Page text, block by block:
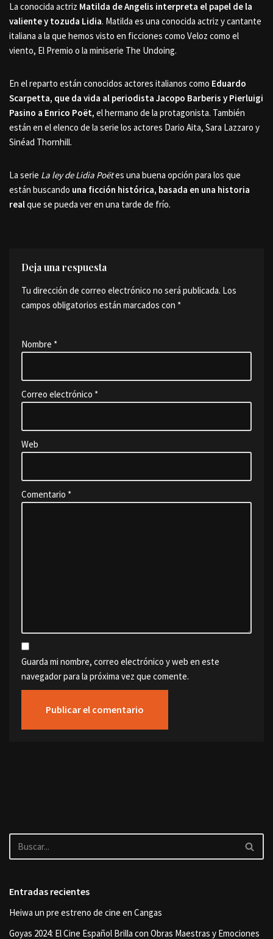
La conocida actriz Matilda de Angelis interpreta el papel de la
valiente y tozuda Lidia. Matilda es una conocida actriz y cantante
italiana a la que hemos visto en ficciones como Veloz como el
viento, El Premio o la miniserie The Undoing.
En el reparto están conocidos actores italianos como Eduardo
Scarpetta, que da vida al periodista Jacopo Barberis y Pierluigi
Pasino a Enrico Poët, el hermano de la protagonista. También
están en el elenco de la serie los actores Dario Aita, Sara Lazzaro y
Sinéad Thornhill.
La serie La ley de Lidia Poëtes una buena opción para los que
están buscando una ficción histórica, basada en una historia
realque se pueda ver en una tarde de frío.
Deja una respuesta
Tu dirección de correo electrónico no será publicada. Los
campos obligatorios están marcados con *
Nombre *
Correo electrónico *
Web
Comentario *
Guarda mi nombre, correo electrónico y web en este
navegador para la próxima vez que comente.
Entradas recientes
Heiwa un pre estreno de cine en Cangas
Goyas 2024: El Cine Español Brilla con Obras Maestras y Emociones